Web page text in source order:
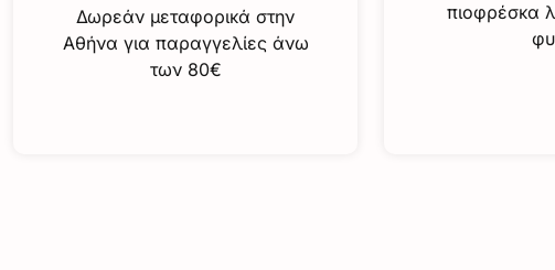
Δωρεάν μεταφορικά στην
Αθήνα για παραγγελίες άνω
των 80€
πιοφρέσκα